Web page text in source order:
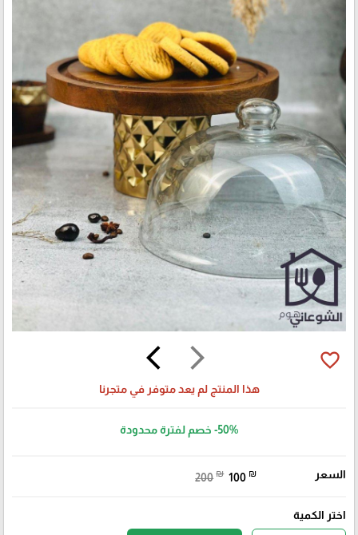
arrow_forward_ios
arrow_back_ios favorite_border
هذا المنتج لم يعد متوفر في متجرنا
-50% خصم لفترة محدودة
السعر 200 ₪ 100 ₪
اختر الكمية